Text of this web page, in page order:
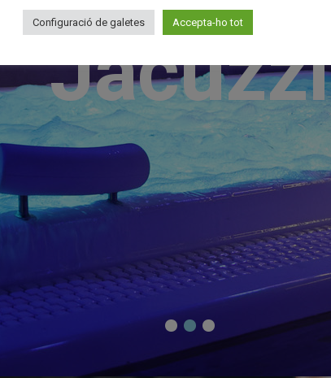
Jacuzzi
Sauna
Configuració de galetes Accepta-ho tot